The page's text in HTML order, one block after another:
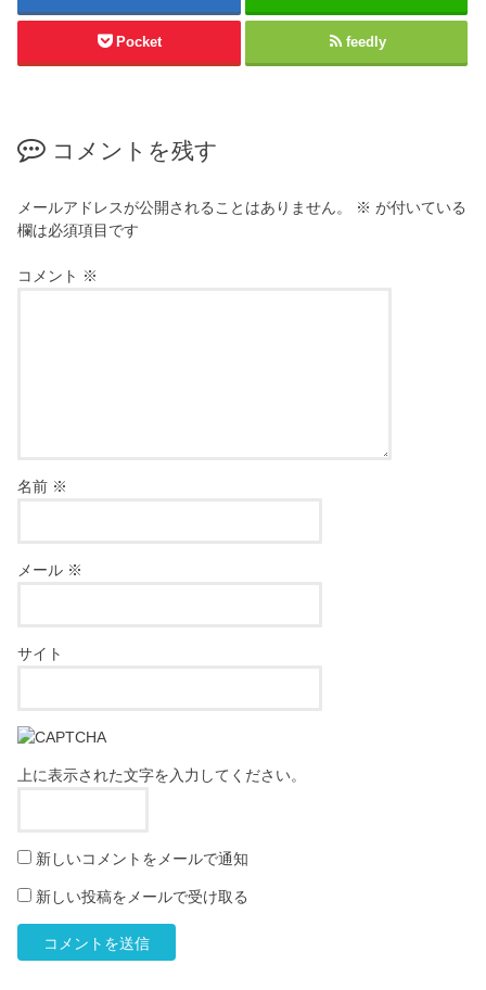
Pocket feedly
コメントを残す
メールアドレスが公開されることはありません。 ※ が付いている
欄は必須項目です
コメント ※
名前 ※
メール ※
サイト
上に表示された文字を入力してください。
新しいコメントをメールで通知
新しい投稿をメールで受け取る